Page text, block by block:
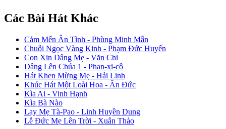
Các Bài Hát Khác
Cảm Mến Ân Tình - Phùng Minh Mẫn
Chuỗi Ngọc Vàng Kinh - Phạm Đức Huyến
Con Xin Dâng Mẹ - Văn Chi
Dâng Lên Chúa 1 - Phan-xi-cô
Hát Khen Mừng Mẹ - Hải Linh
Khúc Hát Một Loài Hoa - Ân Đức
Kìa Ai - Vinh Hạnh
Kìa Bà Nào
Lạy Mẹ Tà-Pao - Linh Huyền Dung
Lễ Đức Mẹ Lên Trời - Xuân Thảo